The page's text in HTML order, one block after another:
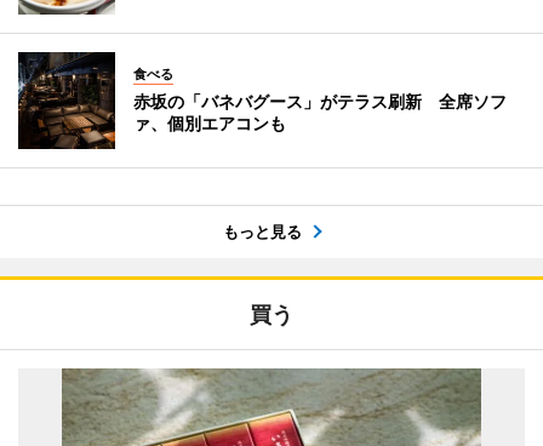
食べる
赤坂の「バネバグース」がテラス刷新 全席ソフ
ァ、個別エアコンも
もっと見る
買う